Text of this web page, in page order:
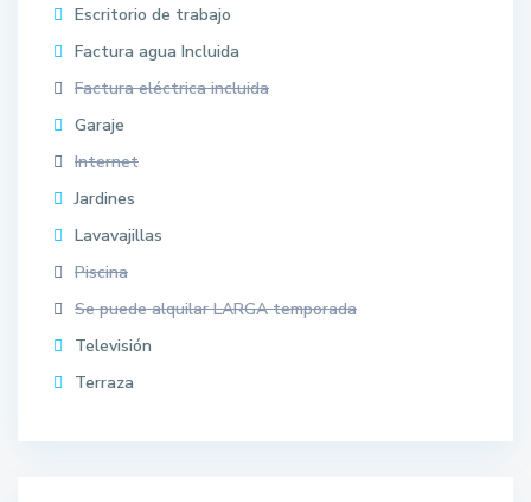
Escritorio de trabajo
Factura agua Incluida
Factura eléctrica incluida
Garaje
Internet
Jardines
Lavavajillas
Piscina
Se puede alquilar LARGA temporada
Televisión
Terraza